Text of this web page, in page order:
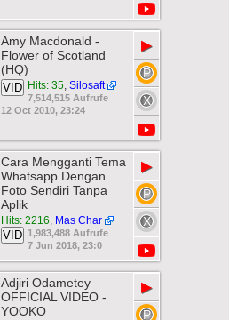
Amy Macdonald -
Flower of Scotland
(HQ)
Hits: 35, Silosaft
VID
7,514,515 Aufrufe
12 Oct 2010, 23:24
▶
Cara Mengganti Tema
Whatsapp Dengan
Foto Sendiri Tanpa
Aplik
Hits: 2216, Mas Char
VID 1,983,488 Aufrufe
7 Jun 2018, 23:0
▶
Adjiri Odametey
OFFICIAL VIDEO -
YOOKO
▶